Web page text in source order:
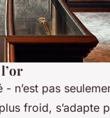
n’est pas
froid, s’adapte